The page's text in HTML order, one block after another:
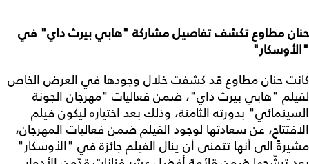
حنان مطاوع تكشف تفاصيل مشاركة "هابي بيرث داي" في
"الأوسكار"
كانت حنان مطاوع قد كشفت خلال وجودها في العرض الخاص
لفيلم "هابي بيرث داي"، ضمن فعاليات "مهرجان الجونة
السينمائي" بدورته الثامنة، وذلك بعد اختياره ليكون فيلم
الافتتاح، عن سعادتها لوجود الفيلم ضمن فعاليات المهرجان،
مشيرةً الى أنها تتمنى أن ينال الفيلم جائزة في "الأوسكار"